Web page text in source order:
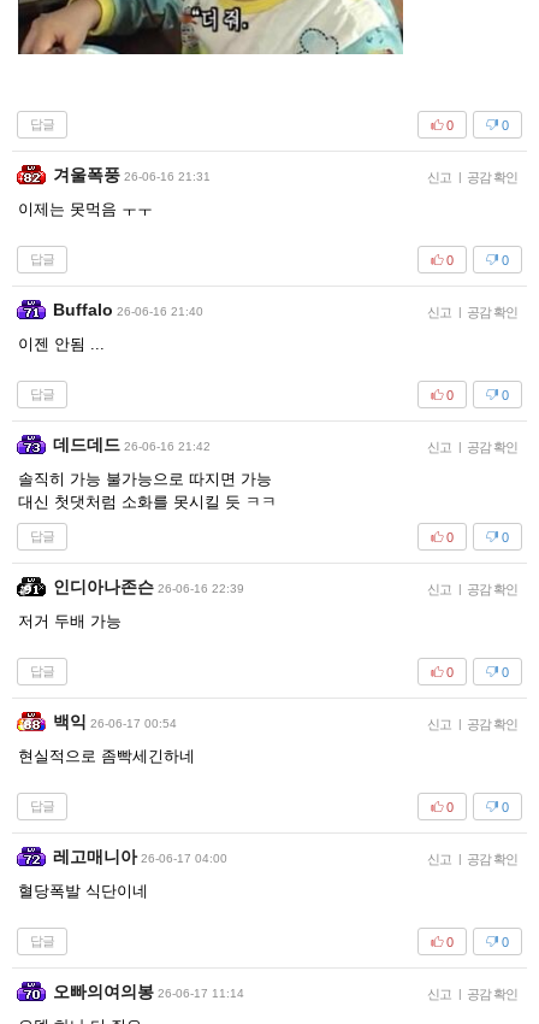
답글 0
0
겨울폭풍 26-06-16 21:31 신고 | 공감 확인
이제는 못먹음 ㅜㅜ
답글 0
0
Buffalo 26-06-16 21:40 신고 | 공감 확인
이젠 안됨 ...
답글 0
0
데드데드 26-06-16 21:42 신고 | 공감 확인
솔직히 가능 불가능으로 따지면 가능
대신 첫댓처럼 소화를 못시킬 듯 ㅋㅋ
답글 0
0
인디아나존슨 26-06-16 22:39 신고 | 공감 확인
저거 두배 가능
답글 0
0
백익 26-06-17 00:54 신고 | 공감 확인
현실적으로 좀빡세긴하네
답글 0
0
레고매니아 26-06-17 04:00 신고 | 공감 확인
혈당폭발 식단이네
답글 0
0
오빠의여의봉 26-06-17 11:14 신고 | 공감 확인